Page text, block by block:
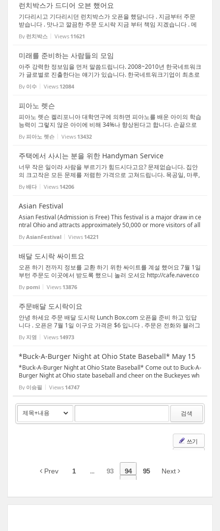
런치박스가 드디어 오븐 했어요
기다리시고 기다리시던 런치박스가 오픈을 했담니다 . 지금부터 주문
받습니다 . 맛나고 깔끔한 주문 도시락 지금 부터 책임 지겠습니다 . 메
뉴는 싸이트에 와서 사진으로 감상 하시고 http://cafe.naver.com/osul
unchbox.cafe 전화로 주문 하시고 맛은 드셔 ...
By 런치박스 Views 11621
미래를 준비하는 사람들의 모임
아주 강력한 정보임을 먼저 말씀드립니다. 2008~2010년 한국네트워크
가 글로벌로 진출한다는 얘기가 있습니다. 한국네트워크기업이 최초로
다른국가오픈을 하는 주인공이 되고 싶지 않으십니까? 서울,부산,대구,
포항등에서 사업이 진행되고 있습니다. 서두르세...
By 이수 Views 12084
피아노 렛슨
피아노 렛슨 켈리포니아 대학연구에 의하면 피아노를 배운 아이의 학습
능력이 그렇지 않은 아이에 비해 34%나 향상된다고 합니다. 손끝으로
건반을 치는 자극이 두뇌까지 연결되어 감성(EQ)과 지능(IQ)을 함께 키
워 줍니다. 한양 대하교 음악대학원 졸업 *클...
By피아노 렛슨 Views 13432
주택에서 사시는 분을 위한 Handyman Service
너무 작은 일이라 사람을 부르기가 힘드시다고요? 문제없습니다. 집안
의 크고작은 모든 문제를 저렴한 가격으로 고쳐드립니다. 목공일, 마루,
타일, 전기, 수도의 크고 작을 일을 모두 빠르고 확실하게 고쳐드립니다.
전화 614) 620-1049
By배다 Views 14206
Asian Festival
Asian Festival (Admission is Free) This festival is a major draw in ce
ntral Ohio and attracts approximately 50,000 or more visitors of all
backgrounds annually. Not only will guests learn about the cultures
and traditions of the people from ...
ByAsianFestival Views 14221
배달 도시락 싸이트요
오픈 하기 전까지 정보를 교환 하기 위한 싸이트를 계설 했어요 7월 1일
부턴 주문도 이곳에서 받도록 했으니 놀러 오셔요 http://cafe.naver.co
m/osulunchbox 로 오셔서 구경 하셔요
By pomi Views 13876
주문배달 도시락이요
안녕 하세요 주문 배달 도시락 Lunch Box.com 오픈을 준비 하고 있답
니다 . 오픈은 7월 1일 이구요 가격은 $6 입니다 . 주문은 전화와 블러그
로 주분을 받구요 메뉴는 블러그에 올려 놓으려 합니다 많은 관심 가져
주세요 배달을 가는 장소가 좀 그렇데 ... 어...
By지영 Views 14973
*Buck-A-Burger Night at Ohio State Baseball* May 15
*Buck-A-Burger Night at Ohio State Baseball* Come out to Buck-A-
Burger Night at Ohio state baseball and cheer on the Buckeyes wh
en they host North Florida in the first game of their final home seri
es of the season on Tuesday, May 15 at 6:35 ...
By 이승필 Views 14747
검색
쓰기
Prev 1 ... 93 94 95 Next